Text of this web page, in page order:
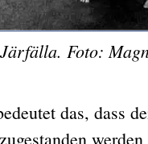
Järfälla. Foto:
das, dass